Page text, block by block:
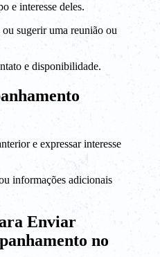
e interesse deles.
sugerir uma reunião ou
e disponibilidade.
e expressar interesse
informações adicionais
Enviar
no